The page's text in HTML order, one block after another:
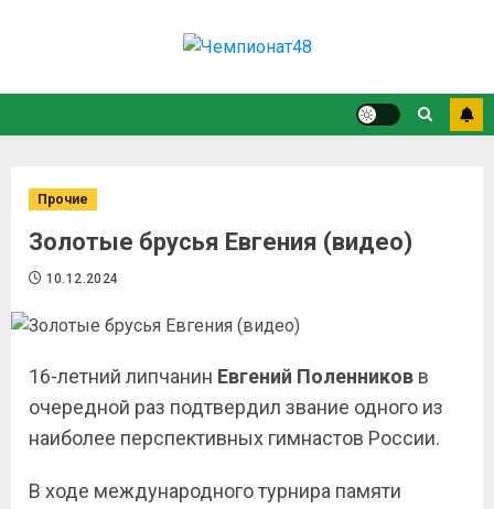
Прочие
Золотые брусья Евгения (видео)
10.12.2024
16-летний липчанин Евгений Поленников в
очередной раз подтвердил звание одного из
наиболее перспективных гимнастов России.
В ходе международного турнира памяти